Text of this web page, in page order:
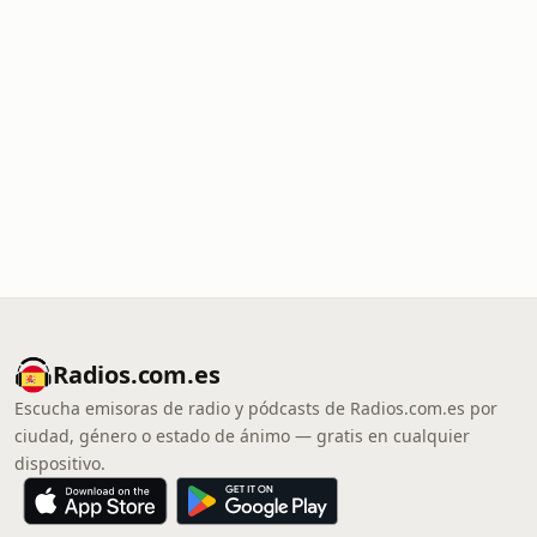
Radios.com.es
Escucha emisoras de radio y pódcasts de Radios.com.es por
ciudad, género o estado de ánimo — gratis en cualquier
dispositivo.